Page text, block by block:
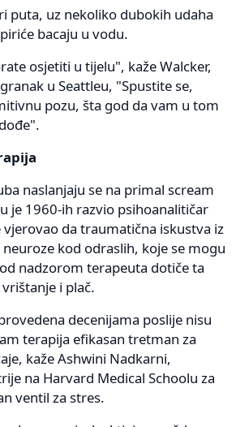
puta, uz nekoliko dubokih udaha
bacaju u vodu.
osjetiti u tijelu", kaže Walcker,
u Seattleu, "Spustite se,
pozu, šta god da vam u tom
naslanjaju se na primal scream
je 1960-ih razvio psihoanalitičar
vjerovao da traumatična iskustva iz
kod odraslih, koje se mogu
nadzorom terapeuta dotiče ta
i plač.
decenijama poslije nisu
terapija efikasan tretman za
kaže Ashwini Nadkarni,
na Harvard Medical Schoolu za
ventil za stres.